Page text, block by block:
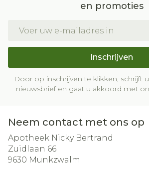
en promoties
Inschrijven
Door op inschrijven te klikken, schrijft
nieuwsbrief en gaat u akkoord met
Neem contact met ons op
Apotheek Nicky Bertrand
Zuidlaan 66
9630 Munkzwalm